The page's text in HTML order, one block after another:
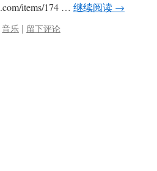
items/174 … 继续阅读 →
音乐 | 留下评论